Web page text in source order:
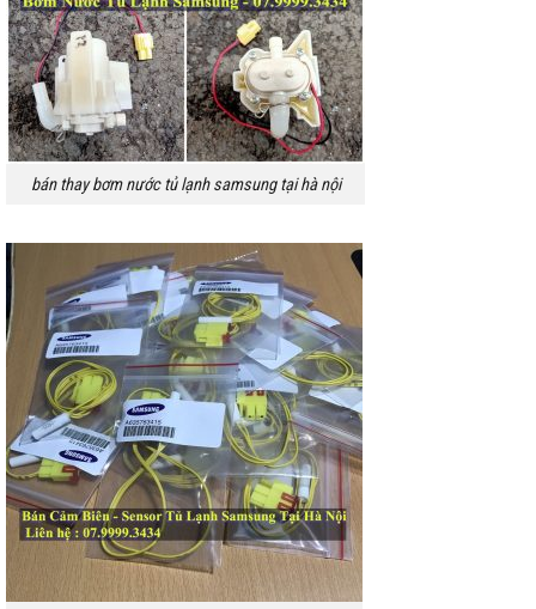
bán thay bơm nước tủ lạnh samsung tại hà nội